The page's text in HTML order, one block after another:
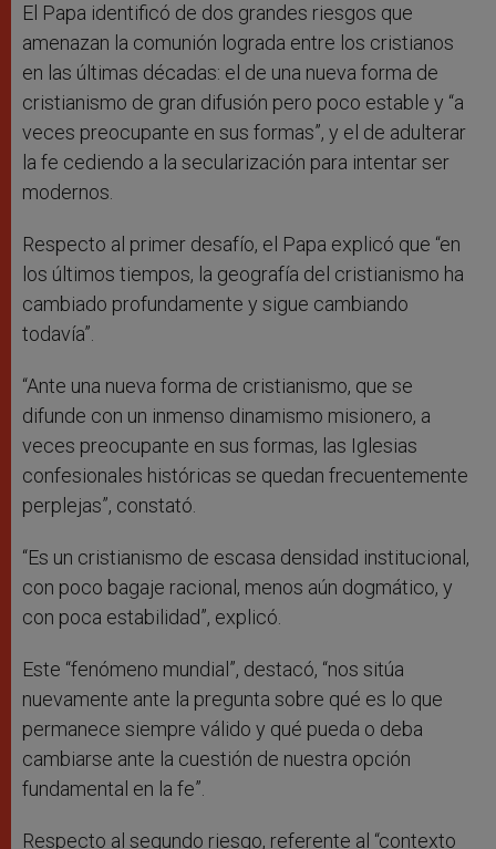
El Papa identificó de dos grandes riesgos que
amenazan la comunión lograda entre los cristianos
en las últimas décadas: el de una nueva forma de
cristianismo de gran difusión pero poco estable y “a
veces preocupante en sus formas”, y el de adulterar
la fe cediendo a la secularización para intentar ser
modernos.
Respecto al primer desafío, el Papa explicó que “en
los últimos tiempos, la geografía del cristianismo ha
cambiado profundamente y sigue cambiando
todavía”.
“Ante una nueva forma de cristianismo, que se
difunde con un inmenso dinamismo misionero, a
veces preocupante en sus formas, las Iglesias
confesionales históricas se quedan frecuentemente
perplejas”, constató.
“Es un cristianismo de escasa densidad institucional,
con poco bagaje racional, menos aún dogmático, y
con poca estabilidad”, explicó.
Este “fenómeno mundial”, destacó, “nos sitúa
nuevamente ante la pregunta sobre qué es lo que
permanece siempre válido y qué pueda o deba
cambiarse ante la cuestión de nuestra opción
fundamental en la fe”.
Respecto al segundo riesgo, referente al “contexto